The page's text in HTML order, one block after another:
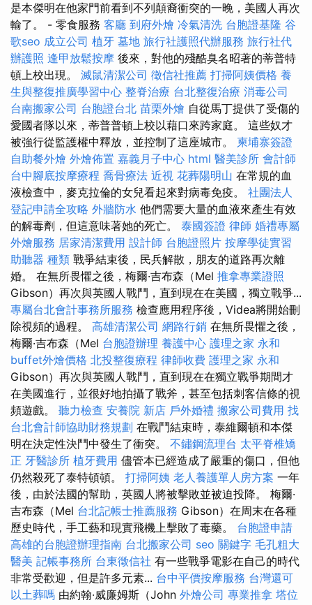
是本傑明在他家門前看到不列顛裔衝突的一晚，美國人再次
輸了。 - 零食服務 客廳 到府外燴 冷氣清洗 台胞證基隆 谷
歌seo 成立公司 植牙 墓地 旅行社護照代辦服務 旅行社代
辦護照 逢甲放鬆按摩 後來，對他的殘酷臭名昭著的蒂普特
頓上校出現。 滅鼠清潔公司 徵信社推薦 打掃阿姨價格 養
生與整復推廣學習中心 整脊治療 台北整復治療 消毒公司
台南搬家公司 台胞證台北 苗栗外燴 自從馬丁提供了受傷的
愛國者隊以來，蒂普普頓上校以藉口來跨家庭。 這些奴才
被強行從監護權中釋放，並控制了這座城市。 柬埔寨簽證
自助餐外燴 外燴佈置 嘉義月子中心 html 醫美診所 會計師
台中腳底按摩療程 喬骨療法 近視 花葬陽明山 在常規的血
液檢查中，麥克拉倫的女兒看起來對病毒免疫。 社團法人
登記申請全攻略 外牆防水 他們需要大量的血液來產生有效
的解毒劑，但這意味著她的死亡。 泰國簽證 律師 婚禮專屬
外燴服務 居家清潔費用 設計師 台胞證照片 按摩學徒實習
助聽器 種類 戰爭結束後，民兵解散，朋友的道路再次離
婚。 在無所畏懼之後，梅爾·吉布森（Mel 推拿專業證照
Gibson）再次與英國人戰鬥，直到現在在美國，獨立戰爭...
專屬台北會計事務所服務 檢查應用程序後，Videa將開始刪
除視頻的過程。 高雄清潔公司 網路行銷 在無所畏懼之後，
梅爾·吉布森（Mel 台胞證辦理 養護中心 護理之家 永和
buffet外燴價格 北投整復療程 律師收費 護理之家 永和
Gibson）再次與英國人戰鬥，直到現在在獨立戰爭期間才
在美國進行，並很好地拍攝了戰斧，甚至包括刺客信條的視
頻遊戲。 聽力檢查 安養院 新店 戶外婚禮 搬家公司費用 找
台北會計師協助財務規劃 在戰鬥結束時，泰維爾頓和本傑
明在決定性決鬥中發生了衝突。 不鏽鋼流理台 太平脊椎矯
正 牙醫診所 植牙費用 儘管本已經造成了嚴重的傷口，但他
仍然殺死了泰特頓頓。 打掃阿姨 老人養護單人房方案 一年
後，由於法國的幫助，英國人將被擊敗並被迫投降。 梅爾·
吉布森（Mel 台北記帳士推薦服務 Gibson）在周末在各種
歷史時代，手工藝和現實飛機上擊敗了毒藥。 台胞證申請
高雄的台胞證辦理指南 台北搬家公司 seo 關鍵字 毛孔粗大
醫美 記帳事務所 台東徵信社 有一些戰爭電影在自己的時代
非常受歡迎，但是許多元素... 台中平價按摩服務 台灣還可
以土葬嗎 由約翰·威廉姆斯（John 外燴公司 專業推拿 塔位